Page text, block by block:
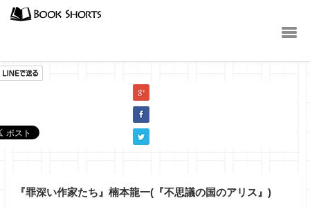
『罪深い作家たち』楠本龍一(『不思議の国のアリス』)